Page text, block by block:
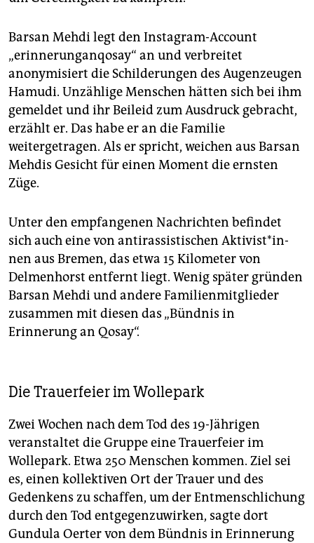
Barsan Mehdi legt den Instagram-­Account
„erinnerunganqosay“ an und verbreitet
anonymisiert die Schilderungen des Augenzeugen
Hamudi. Unzählige Menschen hätten sich bei ihm
gemeldet und ihr Beileid zum Ausdruck gebracht,
erzählt er. Das habe er an die Familie
weitergetragen. Als er spricht, weichen aus Barsan
Mehdis Gesicht für einen Moment die ernsten
Züge.
Unter den empfangenen Nachrichten befindet
sich auch eine von antirassistischen Ak­ti­vis­t*in­
nen aus Bremen, das etwa 15 Kilometer von
Delmenhorst entfernt liegt. Wenig später gründen
Barsan Mehdi und andere Familienmitglieder
zusammen mit diesen das „Bündnis in
Erinnerung an Qosay“.
Die Trauerfeier im Wollepark
Zwei Wochen nach dem Tod des 19-Jährigen
veranstaltet die Gruppe eine Trauerfeier im
Wollepark. Etwa 250 Menschen kommen. Ziel sei
es, einen kollektiven Ort der Trauer und des
Gedenkens zu schaffen, um der Entmenschlichung
durch den Tod entgegenzuwirken, sagte dort
Gundula Oerter von dem Bündnis in Erinnerung